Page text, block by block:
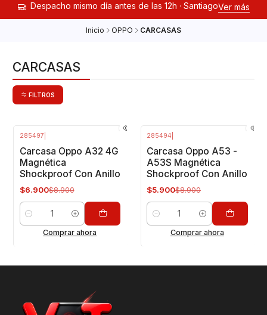
Despacho mismo día antes de las 12h · SantiagoVer más
Inicio OPPO CARCASAS
CARCASAS
FILTROS
285497
Carcasa Oppo A32 4G
Magnética
Shockproof Con Anillo
$6.900$8.900
Cantidad
Comprar ahora
285494
Carcasa Oppo A53 -
A53S Magnética
Shockproof Con Anillo
$5.900$8.900
Cantidad
Comprar ahora